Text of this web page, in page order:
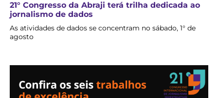
21° Congresso da Abraji terá trilha dedicada ao
jornalismo de dados
As atividades de dados se concentram no sábado, 1° de
agosto